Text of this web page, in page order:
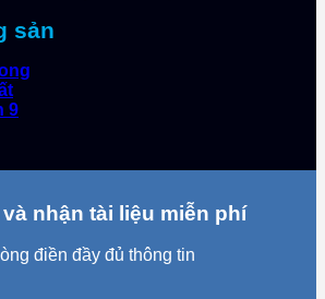
sản
9
nhận tài liệu miễn phí
điền đầy đủ thông tin